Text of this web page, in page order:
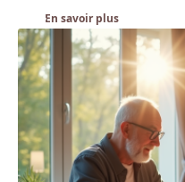
En savoir plus